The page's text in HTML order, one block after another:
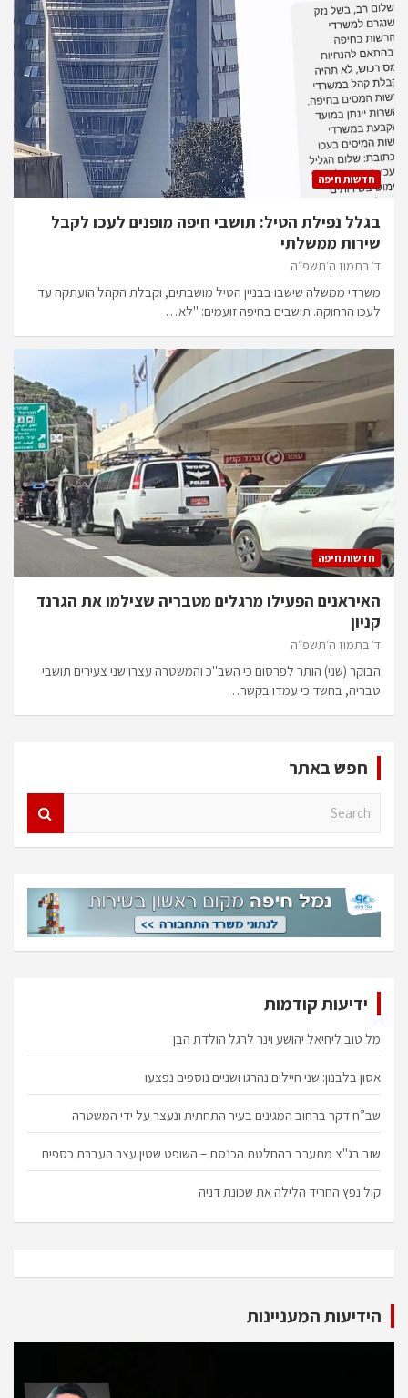
חדשות חיפה
בגלל נפילת הטיל: תושבי חיפה מופנים לעכו לקבל
שירות ממשלתי
ד׳ בתמוז ה׳תשפ״ה
משרדי ממשלה שישבו בבניין הטיל מושבתים, וקבלת הקהל הועתקה עד
לעכו הרחוקה. תושבים בחיפה זועמים: "לא…
חדשות חיפה
האיראנים הפעילו מרגלים מטבריה שצילמו את הגרנד
קניון
ד׳ בתמוז ה׳תשפ״ה
הבוקר (שני) הותר לפרסום כי השב"כ והמשטרה עצרו שני צעירים תושבי
טבריה, בחשד כי עמדו בקשר…
חפש באתר
h
ידיעות קודמות
מל טוב ליחיאל יהושע וינר לרגל הולדת הבן
אסון בלבנון: שני חיילים נהרגו ושניים נוספים נפצעו
שב”ח דקר ברחוב המגינים בעיר התחתית ונעצר על ידי המשטרה
שוב בג"צ מתערב בהחלטת הכנסת – השופט שטין עצר העברת כספים
קול נפץ החריד הלילה את שכונת דניה
הידיעות המעניינות